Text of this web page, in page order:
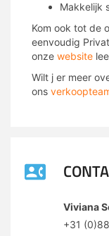
Makkelijk
Kom ook tot de
eenvoudig
onze website
Wilt j er meer
ons
Viviana
+31